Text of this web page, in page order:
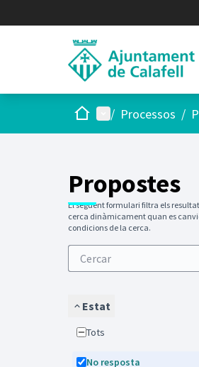
Inici Menú principal
/ Processos /
Propostes
El següent formulari filtra els
cerca dinàmicament quan es
condicions de la cerca.
Estat
Tots
No resposta